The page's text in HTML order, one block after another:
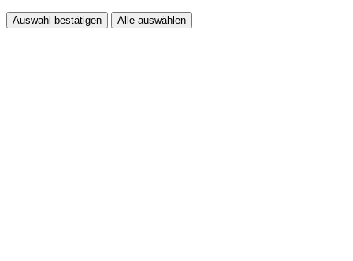
Auswahl bestätigen Alle auswählen